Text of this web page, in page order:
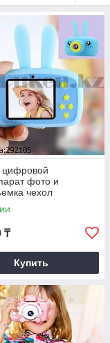
цифровой
фото и
чехол
игры голубой
₸
Купить